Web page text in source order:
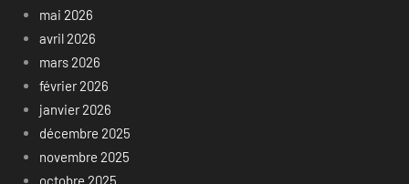
mai 2026
avril 2026
mars 2026
février 2026
janvier 2026
décembre 2025
novembre 2025
octobre 2025